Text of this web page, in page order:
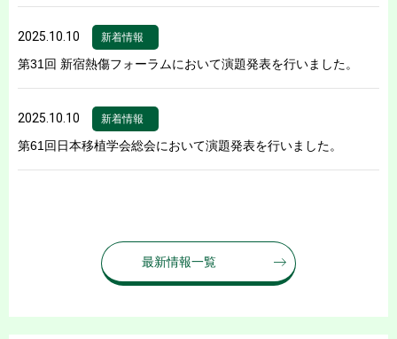
2025.10.10 新着情報
第31回 新宿熱傷フォーラムにおいて演題発表を行いました。
2025.10.10 新着情報
第61回日本移植学会総会において演題発表を行いました。
最新情報一覧